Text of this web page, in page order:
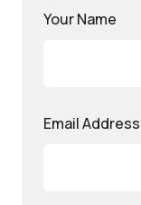
Your Name
Email Address